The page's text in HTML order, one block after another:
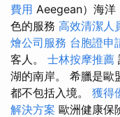
費用 Aeegean）海洋
色的服務 高效清潔人
燴公司服務 台胞證申
客人。 士林按摩推薦
湖的南岸。 希臘是歐
都不包括入境。 獲得
解決方案 歐洲健康保